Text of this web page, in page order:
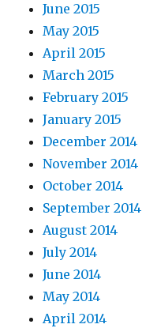
June 2015
May 2015
April 2015
March 2015
February 2015
January 2015
December 2014
November 2014
October 2014
September 2014
August 2014
July 2014
June 2014
May 2014
April 2014